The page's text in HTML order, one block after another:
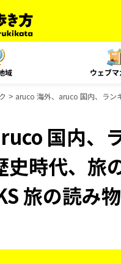
域 ウェブ
aruco 海外、aruco 国内、ラン
国内、
史時代、旅
旅の読み